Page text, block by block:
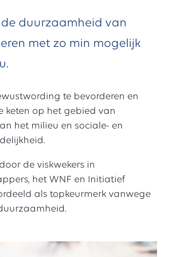
de duurzaamheid van
met zo min mogelijk
te bevorderen en
keten op het gebied van
het milieu en sociale- en
de viskwekers in
het WNF en Initiatief
als topkeurmerk vanwege